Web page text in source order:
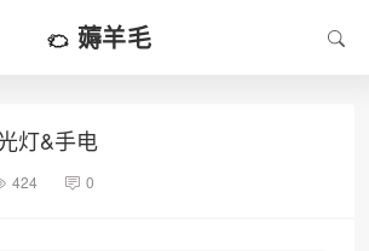
薅羊毛
灯&手电
424 0